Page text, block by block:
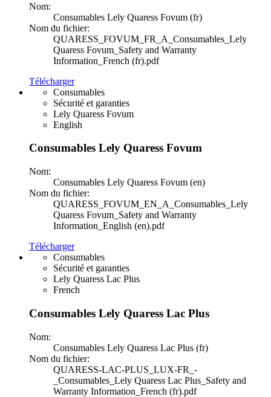
Nom:
Consumables Lely Quaress Fovum (fr)
Nom du fichier:
QUARESS_FOVUM_FR_A_Consumables_Lely
Quaress Fovum_Safety and Warranty
Information_French (fr).pdf
Télécharger
Consumables
Sécurité et garanties
Lely Quaress Fovum
English
Consumables Lely Quaress Fovum
Nom:
Consumables Lely Quaress Fovum (en)
Nom du fichier:
QUARESS_FOVUM_EN_A_Consumables_Lely
Quaress Fovum_Safety and Warranty
Information_English (en).pdf
Télécharger
Consumables
Sécurité et garanties
Lely Quaress Lac Plus
French
Consumables Lely Quaress Lac Plus
Nom:
Consumables Lely Quaress Lac Plus (fr)
Nom du fichier:
QUARESS-LAC-PLUS_LUX-FR_-
_Consumables_Lely Quaress Lac Plus_Safety and
Warranty Information_French (fr).pdf